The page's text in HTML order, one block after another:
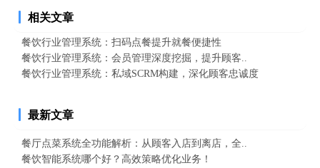
相关文章
餐饮行业管理系统：扫码点餐提升就餐便捷性
餐饮行业管理系统：会员管理深度挖掘，提升顾客..
餐饮行业管理系统：私域SCRM构建，深化顾客忠诚度
最新文章
餐厅点菜系统全功能解析：从顾客入店到离店，全..
餐饮智能系统哪个好？高效策略优化业务！